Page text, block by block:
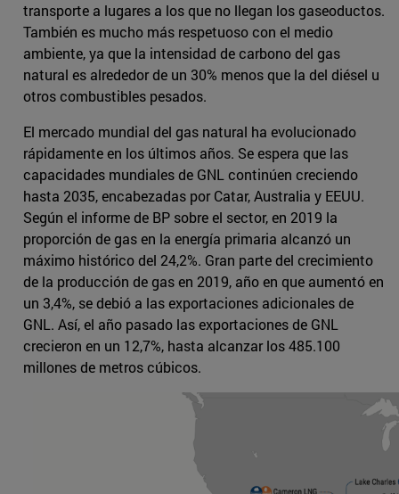
transporte a lugares a los que no llegan los gaseoductos.
También es mucho más respetuoso con el medio
ambiente, ya que la intensidad de carbono del gas
natural es alrededor de un 30% menos que la del diésel u
otros combustibles pesados.
El mercado mundial del gas natural ha evolucionado
rápidamente en los últimos años. Se espera que las
capacidades mundiales de GNL continúen creciendo
hasta 2035, encabezadas por Catar, Australia y EEUU.
Según el informe de BP sobre el sector, en 2019 la
proporción de gas en la energía primaria alcanzó un
máximo histórico del 24,2%. Gran parte del crecimiento
de la producción de gas en 2019, año en que aumentó en
un 3,4%, se debió a las exportaciones adicionales de
GNL. Así, el año pasado las exportaciones de GNL
crecieron en un 12,7%, hasta alcanzar los 485.100
millones de metros cúbicos.